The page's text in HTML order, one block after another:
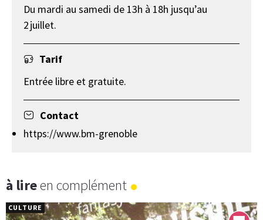
Du mardi au samedi de 13h à 18h jusqu’au
2 juillet.
Tarif
Entrée libre et gratuite.
Contact
https://www.bm-grenoble
à lireen complément
CULTURE